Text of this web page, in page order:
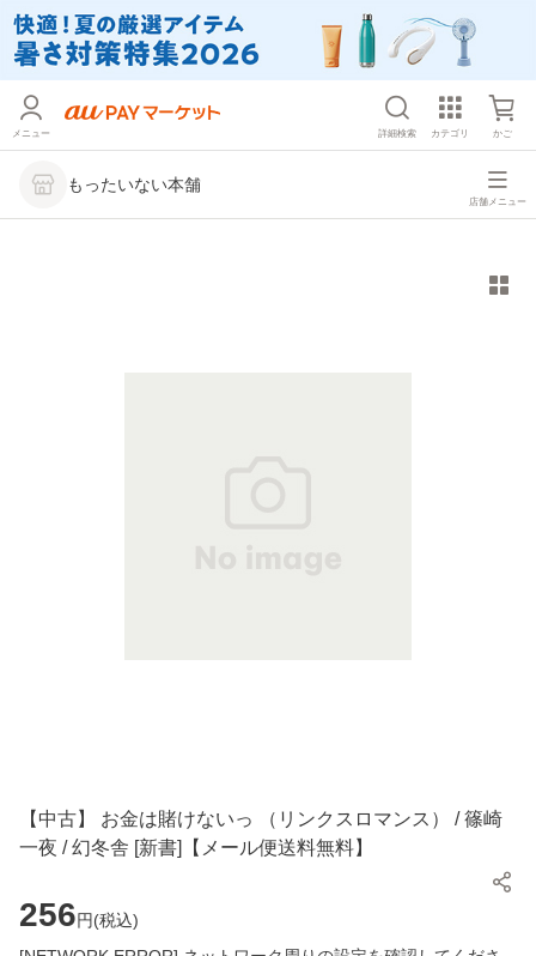
メニュー 詳細検索 カテゴリ かご
もったいない本舗
店舗メニュー
【中古】 お金は賭けないっ （リンクスロマンス） / 篠崎
一夜 / 幻冬舎 [新書]【メール便送料無料】
256円(税込)